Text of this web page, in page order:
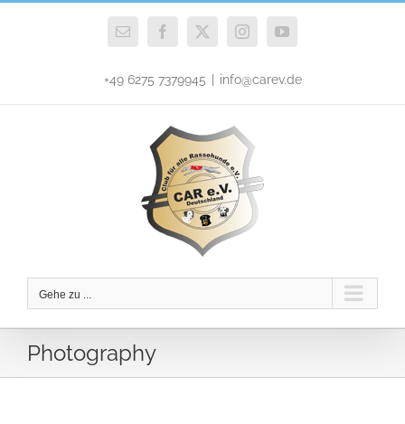
E-
Facebook
X InstagramYouTube
+49 6275 7379945 info@carev.de
Gehe zu ...
Photography